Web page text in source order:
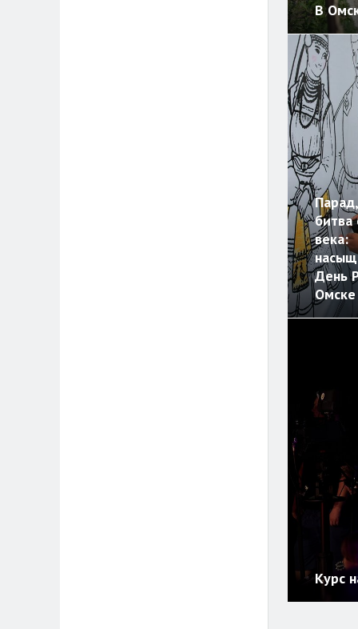
В
битва
века:
День
Омске
Курс